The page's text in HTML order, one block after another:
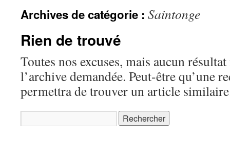
Archives de catégorie : Saintonge
Rien de trouvé
Toutes nos excuses, mais aucun
l’archive demandée. Peut-être qu’une
permettra de trouver un article